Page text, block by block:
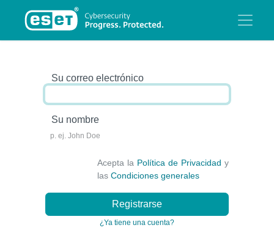
Su correo electrónico
Su nombre
Acepta la Política de Privacidad y
las Condiciones generales
Registrarse
¿Ya tiene una cuenta?